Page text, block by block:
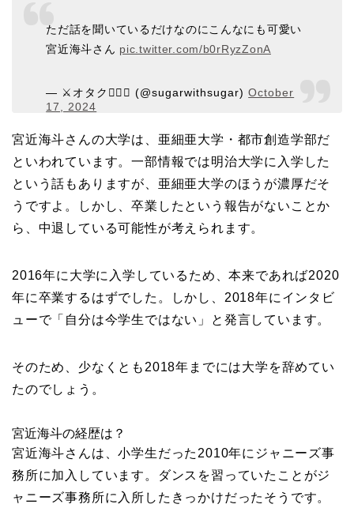
ただ話を聞いているだけなのにこんなにも可愛い
宮近海斗さん pic.twitter.com/b0rRyzZonA
— ⚔️オタク❤️‍🔥🦚 (@sugarwithsugar)October
17, 2024
宮近海斗さんの大学は、亜細亜大学・都市創造学部だ
といわれています。一部情報では明治大学に入学した
という話もありますが、亜細亜大学のほうが濃厚だそ
うですよ。しかし、卒業したという報告がないことか
ら、中退している可能性が考えられます。
2016年に大学に入学しているため、本来であれば2020
年に卒業するはずでした。しかし、2018年にインタビ
ューで「自分は今学生ではない」と発言しています。
そのため、少なくとも2018年までには大学を辞めてい
たのでしょう。
宮近海斗の経歴は？
宮近海斗さんは、小学生だった2010年にジャニーズ事
務所に加入しています。ダンスを習っていたことがジ
ャニーズ事務所に入所したきっかけだったそうです。